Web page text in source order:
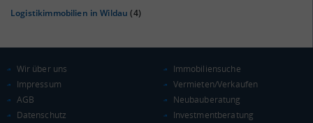
KAUFKRAFT
Euro pro Kopf
(Landkreis / Kreisfreie Stadt)
Logistikimmobilien in Wildau (4)
Wir über uns
Impressum
AGB
Datenschutz
Immobiliensuche
Vermieten/Verkaufen
Neubauberatung
Investmentberatung